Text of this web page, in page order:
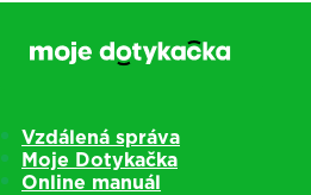
Vzdálená správa
Moje Dotykačka
Online manuál